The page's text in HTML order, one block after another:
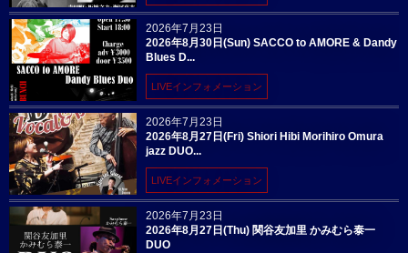
2026年7月23日
2026年8月30日(Sun) SACCO to AMORE & Dandy
Blues D...
LIVEインフォメーション
2026年7月23日
2026年8月27日(Fri) Shiori Hibi Morihiro Omura
jazz DUO...
LIVEインフォメーション
2026年7月23日
2026年8月27日(Thu) 関谷友加里 かみむら泰一
DUO